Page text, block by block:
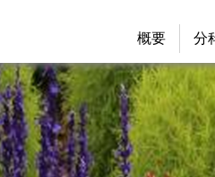
概要 分